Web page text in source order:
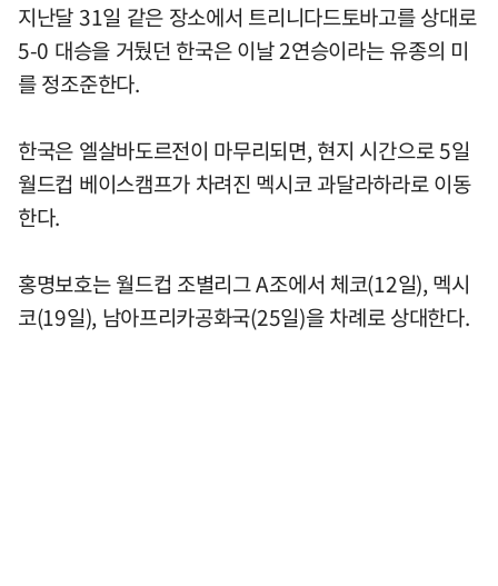
지난달 31일 같은 장소에서 트리니다드토바고를 상대로
5-0 대승을 거뒀던 한국은 이날 2연승이라는 유종의 미
를 정조준한다.
한국은 엘살바도르전이 마무리되면, 현지 시간으로 5일
월드컵 베이스캠프가 차려진 멕시코 과달라하라로 이동
한다.
홍명보호는 월드컵 조별리그 A조에서 체코(12일), 멕시
코(19일), 남아프리카공화국(25일)을 차례로 상대한다.